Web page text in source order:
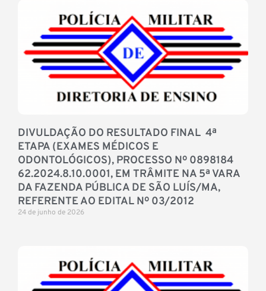
DIVULDAÇÃO DO RESULTADO FINAL 4ª
ETAPA (EXAMES MÉDICOS E
ODONTOLÓGICOS), PROCESSO Nº 0898184
62.2024.8.10.0001, EM TRÂMITE NA 5ª VARA
DA FAZENDA PÚBLICA DE SÃO LUÍS/MA,
REFERENTE AO EDITAL Nº 03/2012
24 de junho de 2026